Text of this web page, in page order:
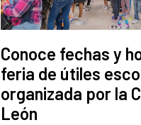
Conoce fechas y
feria de útiles
organizada por la
León